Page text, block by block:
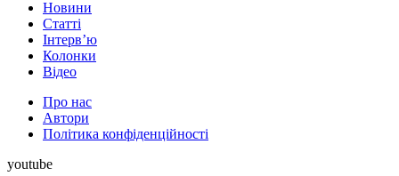
Новини
Статті
Інтерв’ю
Колонки
Відео
Про нас
Автори
Політика конфіденційності
youtube